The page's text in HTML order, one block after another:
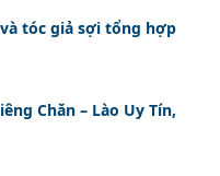
tóc giả sợi tổng hợp
Chăn – Lào Uy Tín,